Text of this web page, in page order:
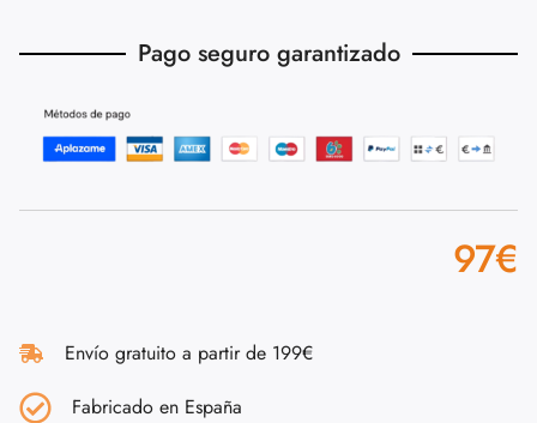
Pago seguro garantizado
97€
Envío gratuito a partir de 199€
Fabricado en España